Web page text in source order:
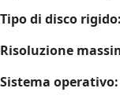
Tipo di disco rigido:
Risoluzione
Sistema operativo: